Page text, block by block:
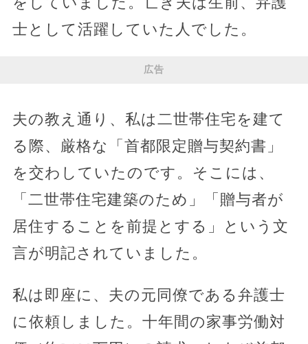
士として活躍していた人でした。
広告
夫の教え通り、私は二世帯住宅を建て
る際、厳格な「首都限定贈与契約書」
を交わしていたのです。そこには、
「二世帯住宅建築のため」「贈与者が
居住することを前提とする」という文
言が明記されていました。
私は即座に、夫の元同僚である弁護士
に依頼しました。十年間の家事労働対